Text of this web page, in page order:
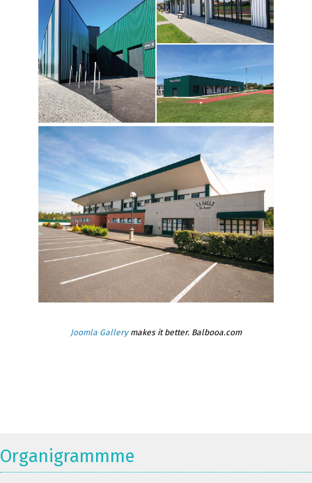
Joomla Gallerymakes it better. Balbooa.com
Organigrammme